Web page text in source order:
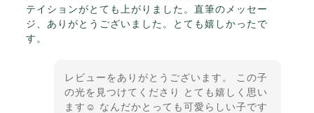
テイションがとても上がりました。直筆のメッセー
ジ、ありがとうございました。とても嬉しかったで
す。
レビューをありがとうございます。 この子
の光を見つけてくださり とても嬉しく思い
ます☺️ なんだかとっても可愛らしい子です